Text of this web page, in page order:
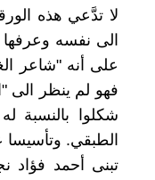
لا تدَّعي هذه
الى نفسه
على أنه "شاعر
فهو لم ينظر الى
شكلوا بالنسبة
الطبقي.
تبنى أحمد فؤاد